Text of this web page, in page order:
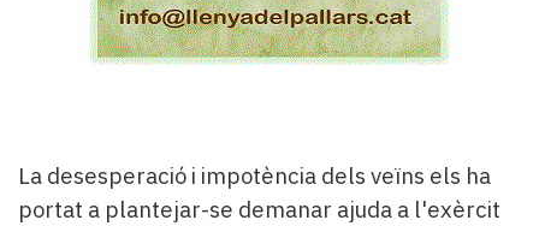
La desesperació i impotència dels veïns els ha
portat a plantejar-se demanar ajuda a l'exèrcit